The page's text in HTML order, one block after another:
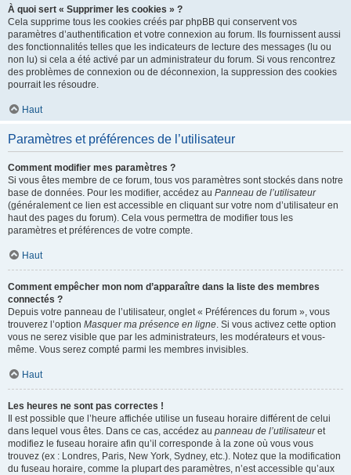
À quoi sert « Supprimer les cookies » ?
Cela supprime tous les cookies créés par phpBB qui conservent vos
paramètres d’authentification et votre connexion au forum. Ils fournissent aussi
des fonctionnalités telles que les indicateurs de lecture des messages (lu ou
non lu) si cela a été activé par un administrateur du forum. Si vous rencontrez
des problèmes de connexion ou de déconnexion, la suppression des cookies
pourrait les résoudre.
Haut
Paramètres et préférences de l’utilisateur
Comment modifier mes paramètres ?
Si vous êtes membre de ce forum, tous vos paramètres sont stockés dans notre
base de données. Pour les modifier, accédez au Panneau de l’utilisateur
(généralement ce lien est accessible en cliquant sur votre nom d’utilisateur en
haut des pages du forum). Cela vous permettra de modifier tous les
paramètres et préférences de votre compte.
Haut
Comment empêcher mon nom d’apparaître dans la liste des membres
connectés ?
Depuis votre panneau de l’utilisateur, onglet « Préférences du forum », vous
trouverez l’option Masquer ma présence en ligne. Si vous activez cette option
vous ne serez visible que par les administrateurs, les modérateurs et vous-
même. Vous serez compté parmi les membres invisibles.
Haut
Les heures ne sont pas correctes !
Il est possible que l’heure affichée utilise un fuseau horaire différent de celui
dans lequel vous êtes. Dans ce cas, accédez au panneau de l’utilisateuret
modifiez le fuseau horaire afin qu’il corresponde à la zone où vous vous
trouvez (ex : Londres, Paris, New York, Sydney, etc.). Notez que la modification
du fuseau horaire, comme la plupart des paramètres, n’est accessible qu’aux